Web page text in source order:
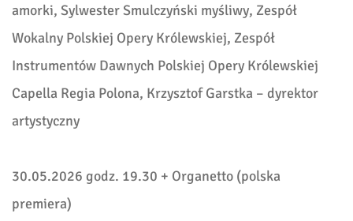
amorki, Sylwester Smulczyński myśliwy, Zespół
Wokalny Polskiej Opery Królewskiej, Zespół
Instrumentów Dawnych Polskiej Opery Królewskiej
Capella Regia Polona, Krzysztof Garstka – dyrektor
artystyczny
30.05.2026 godz. 19.30 + Organetto (polska
premiera)